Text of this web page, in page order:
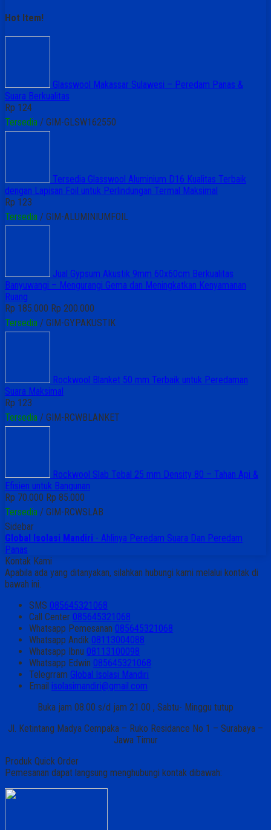
Hot Item!
Glasswool Makassar Sulawesi – Peredam Panas &
Suara Berkualitas
Rp 124
Tersedia / GIM-GLSW162550
Tersedia Glasswool Aluminium D16 Kualitas Terbaik
dengan Lapisan Foil untuk Perlindungan Termal Maksimal
Rp 123
Tersedia / GIM-ALUMINIUMFOIL
Jual Gypsum Akustik 9mm 60x60cm Berkualitas
Banyuwangi – Mengurangi Gema dan Meningkatkan Kenyamanan
Ruang
Rp 185.000 Rp 200.000
Tersedia / GIM-GYPAKUSTIK
Rockwool Blanket 50 mm Terbaik untuk Peredaman
Suara Maksimal
Rp 123
Tersedia / GIM-RCWBLANKET
Rockwool Slab Tebal 25 mm Density 80 – Tahan Api &
Efisien untuk Bangunan
Rp 70.000 Rp 85.000
Tersedia / GIM-RCWSLAB
Sidebar
Global Isolasi Mandiri - Ahlinya Peredam Suara Dan Peredam
Panas
Kontak Kami
Apabila ada yang ditanyakan, silahkan hubungi kami melalui kontak di
bawah ini.
SMS 085645321068
Call Center 085645321068
Whatsapp Pemesanan 085645321068
Whatsapp Andik 08113004088
Whatsapp Ibnu 08113100098
Whatsapp Edwin 085645321068
Telegrram Global Isolasi Mandiri
Email isolasimandiri@gmail.com
Buka jam 08.00 s/d jam 21.00 , Sabtu- Minggu tutup
Jl. Ketintang Madya Cempaka – Ruko Residance No 1 – Surabaya –
Jawa Timur
Produk Quick Order
Pemesanan dapat langsung menghubungi kontak dibawah: